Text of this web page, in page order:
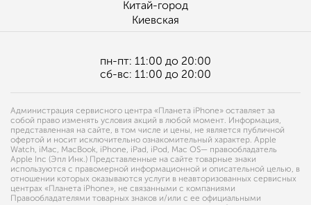
Китай-город
Киевская
пн-пт: 11:00 до 20:00
сб-вс: 11:00 до 20:00
Администрация сервисного центра «Планета iPhone» оставляет за
собой право изменять условия акций в любой момент. Информация,
представленная на сайте, в том числе и цены, не является публичной
офертой и носит исключительно ознакомительный характер. Apple
Watch, iMac, MacBook, iPhone, iPad, iPod, Mac OS— правообладатель
Apple Inc (Эпл Инк.) Представленные на сайте товарные знаки
используются с правомерной информационной и описательной целью, в
отношении которых оказываются услуги в неавторизованных сервисных
центрах «Планета iPhone», не связанными с компаниями
Правообладателями товарных знаков и/или с ее официальными